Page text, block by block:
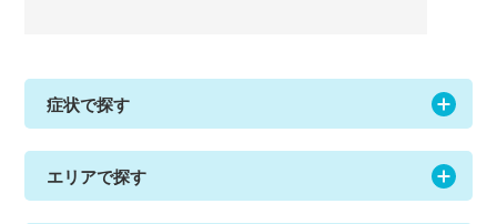
症状で探す
エリアで探す